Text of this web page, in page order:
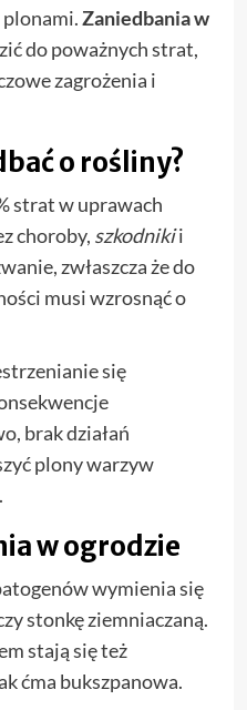
plonami.Zaniedbania w
do poważnych strat,
zagrożenia i
o rośliny?
strat w uprawach
choroby, szkodnikii
zwłaszcza że do
musi wzrosnąć o
się
brak działań
plony warzyw
w ogrodzie
wymienia się
stonkę ziemniaczaną.
stają się też
ćma bukszpanowa.